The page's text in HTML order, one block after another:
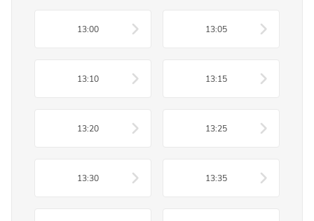
13:00 13:05
13:10 13:15
13:20 13:25
13:30 13:35